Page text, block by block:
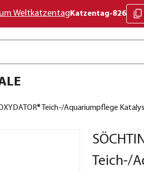
Weltkatzentag Katzentag-826
Teich-/Aquariumpflege
Teich-/